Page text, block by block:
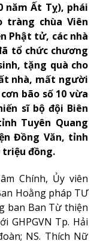
năm Ất Tỵ), phái
tràng chùa Viên
Phật tử, các nhà
tổ chức chương
tặng quà cho
nhà, mất người
bão số 10 vừa
sĩ bộ đội Biên
Tuyên Quang
Đồng Văn, tỉnh
triệu đồng.
Chính, Ủy viên
Hoằng pháp TƯ
ban Ban Từ thiện
GHPGVN Tp. Hải
NS. Thích Nữ